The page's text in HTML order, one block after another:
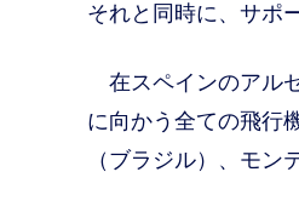
それと同時に、サポ
在スペインのアル
に向かう全ての飛行
（ブラジル）、モン